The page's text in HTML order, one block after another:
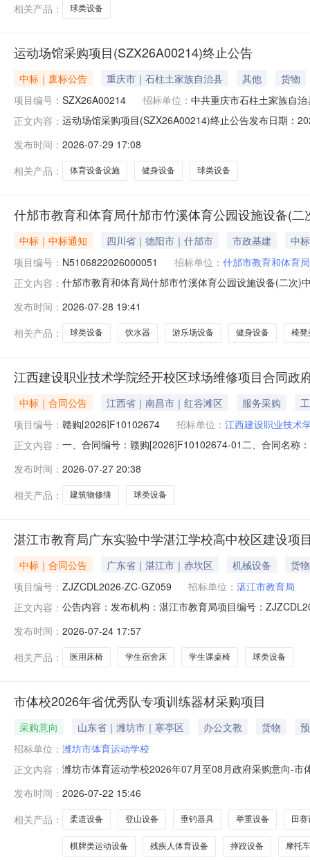
相关产品：
球类设备
运动场馆采购项目(SZX26A00214)终止公告
中标｜废标公告 重庆市｜石柱土家族自治县 其他
货物
项目编号： SZX26A00214 招标单位： 中共重庆市石柱土家族自
正文内容： 运动场馆采购项目(SZX26A00214)终止公告发布日期：
评标委员会无四、其他补充事宜五、凡对本次公告内容
发布时间： 2026-07-29 17:08
相关产品：
体育设备设施 健身设备 球类设备
什邡市教育和体育局什邡市竹溪体育公园设施设备(
中标｜中标通知 四川省｜德阳市｜什邡市 市政基建
中
项目编号： N5106822026000051 招标单位： 什邡市教育和体育局
正文内容： 什邡市教育和体育局什邡市竹溪体育公园设施设备(二次
1,538,118.00元99.08四、主要标的信息合同包1(合同包
发布时间： 2026-07-28 19:41
相关产品：
球类设备 饮水器 游乐场设备 健身设备 椅凳
江西建设职业技术学院经开校区球场维修项目合同政
中标｜合同公告 江西省｜南昌市｜红谷滩区 服务采购
项目编号： 赣购[2026]F10102674 招标单位： 江西建设职业技术
正文内容： 一、合同编号：赣购[2026]F10102674-01二、合同名称
侗族自治州凯里市鸭塘街道凯开大道西侧、棉纺厂13号
发布时间： 2026-07-27 20:38
相关产品：
建筑物修缮 球类设备
湛江市教育局广东实验中学湛江学校高中校区建设项
中标｜合同公告 广东省｜湛江市｜赤坎区 机械设备
货物
项目编号： ZJZCDL2026-ZC-GZ059 招标单位： 湛江市教育局
正文内容： 公告内容：发布机构：湛江市教育局项目编号：
区人民大道北76号湛江市教育局联系方式：0759-
发布时间： 2026-07-24 17:57
相关产品：
医用床椅 学生宿舍床 学生课桌椅 球类设备
市体校2026年省优秀队专项训练器材采购项目
采购意向 山东省｜潍坊市｜寒亭区 办公文教 货物
招标单位： 潍坊市体育运动学校
正文内容： 潍坊市体育运动学校2026年07月至08月政府采购意向-
币)采购品目：A02460500举重设备,A02462000摔跤、
发布时间： 2026-07-22 15:46
相关产品：
柔道设备 登山设备 垂钓器具 举重设备 田
棋牌类运动设备 残疾人体育设备 摔跤设备 摩托